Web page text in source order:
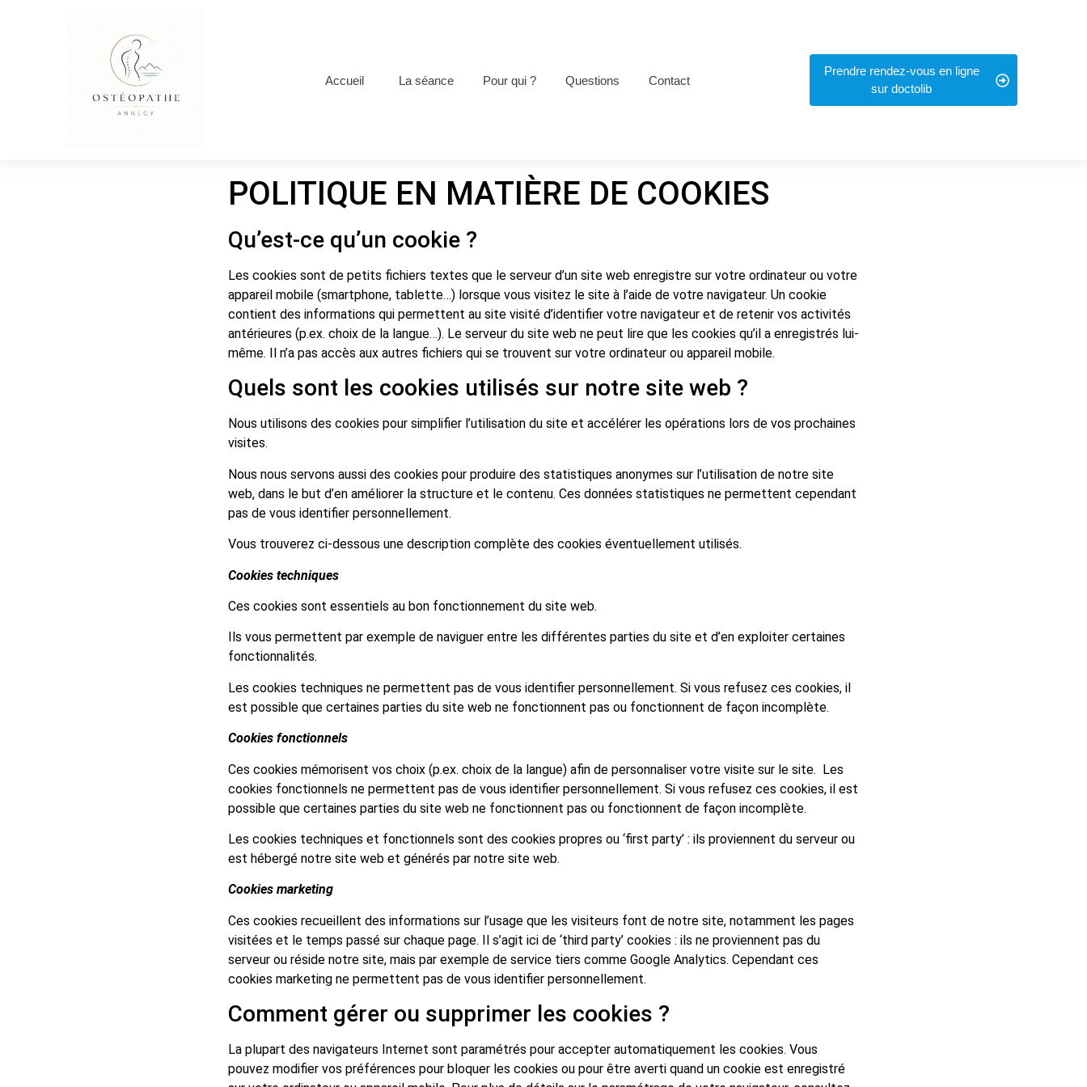
Accueil La séance Pour qui ? Questions Contact
Prendre rendez-vous en ligne
sur doctolib
POLITIQUE EN MATIÈRE DE COOKIES
Qu’est-ce qu’un cookie ?
Les cookies sont de petits fichiers textes que le serveur d’un site web enregistre sur votre ordinateur ou votre
appareil mobile (smartphone, tablette…) lorsque vous visitez le site à l’aide de votre navigateur. Un cookie
contient des informations qui permettent au site visité d’identifier votre navigateur et de retenir vos activités
antérieures (p.ex. choix de la langue…). Le serveur du site web ne peut lire que les cookies qu’il a enregistrés lui-
même. Il n’a pas accès aux autres fichiers qui se trouvent sur votre ordinateur ou appareil mobile.
Quels sont les cookies utilisés sur notre site web ?
Nous utilisons des cookies pour simplifier l’utilisation du site et accélérer les opérations lors de vos prochaines
visites.
Nous nous servons aussi des cookies pour produire des statistiques anonymes sur l’utilisation de notre site
web, dans le but d’en améliorer la structure et le contenu. Ces données statistiques ne permettent cependant
pas de vous identifier personnellement.
Vous trouverez ci-dessous une description complète des cookies éventuellement utilisés.
Cookies techniques
Ces cookies sont essentiels au bon fonctionnement du site web.
Ils vous permettent par exemple de naviguer entre les différentes parties du site et d’en exploiter certaines
fonctionnalités.
Les cookies techniques ne permettent pas de vous identifier personnellement. Si vous refusez ces cookies, il
est possible que certaines parties du site web ne fonctionnent pas ou fonctionnent de façon incomplète.
Cookies fonctionnels
Ces cookies mémorisent vos choix (p.ex. choix de la langue) afin de personnaliser votre visite sur le site. Les
cookies fonctionnels ne permettent pas de vous identifier personnellement. Si vous refusez ces cookies, il est
possible que certaines parties du site web ne fonctionnent pas ou fonctionnent de façon incomplète.
Les cookies techniques et fonctionnels sont des cookies propres ou ‘first party’ : ils proviennent du serveur ou
est hébergé notre site web et générés par notre site web.
Cookies marketing
Ces cookies recueillent des informations sur l’usage que les visiteurs font de notre site, notamment les pages
visitées et le temps passé sur chaque page. Il s’agit ici de ‘third party’ cookies : ils ne proviennent pas du
serveur ou réside notre site, mais par exemple de service tiers comme Google Analytics. Cependant ces
cookies marketing ne permettent pas de vous identifier personnellement.
Comment gérer ou supprimer les cookies ?
La plupart des navigateurs Internet sont paramétrés pour accepter automatiquement les cookies. Vous
pouvez modifier vos préférences pour bloquer les cookies ou pour être averti quand un cookie est enregistré